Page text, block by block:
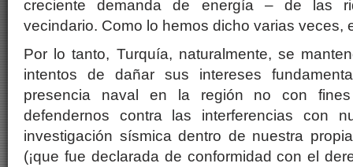
creciente demanda de energía – de las
vecindario. Como lo hemos dicho varias veces,
Por lo tanto, Turquía, naturalmente, se
intentos de dañar sus intereses
presencia naval en la región no con
defendernos contra las interferencias con
investigación sísmica dentro de nuestra
(¡que fue declarada de conformidad con el